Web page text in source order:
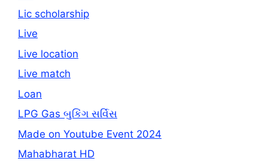
Lic scholarship
Live
Live location
Live match
Loan
LPG Gas બુકિંગ સર્વિસ
Made on Youtube Event 2024
Mahabharat HD